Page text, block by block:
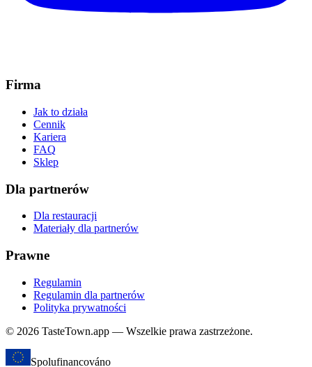
Firma
Jak to działa
Cennik
Kariera
FAQ
Sklep
Dla partnerów
Dla restauracji
Materiały dla partnerów
Prawne
Regulamin
Regulamin dla partnerów
Polityka prywatności
© 2026 TasteTown.app — Wszelkie prawa zastrzeżone.
Spolufinancováno